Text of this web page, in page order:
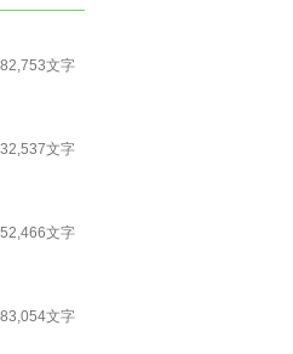
2,753文字
2,537文字
2,466文字
3,054文字